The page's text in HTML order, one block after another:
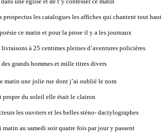
prospectus les catalogues les affiches qui chantent tout haut
ce matin et pour la prose il y a les journaux
à 25 centimes pleines d’aventures policières
grands hommes et mille titres divers
matin une jolie rue dont j’ai oublié le nom
propre du soleil elle était le clairon
les ouvriers et les belles sténo- dactylographes
au samedi soir quatre fois par jour y passent